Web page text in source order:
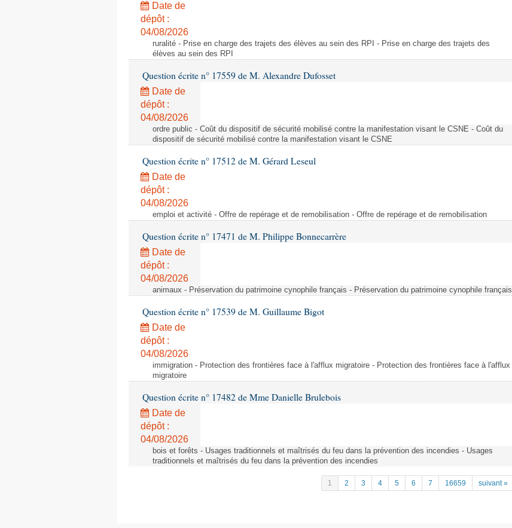
Date de
dépôt :
04/08/2026
ruralité - Prise en charge des trajets des élèves au sein des RPI - Prise en charge des trajets des
élèves au sein des RPI
Question écrite n° 17559 de M. Alexandre Dufosset
Date de
dépôt :
04/08/2026
ordre public - Coût du dispositif de sécurité mobilisé contre la manifestation visant le CSNE - Coût du
dispositif de sécurité mobilisé contre la manifestation visant le CSNE
Question écrite n° 17512 de M. Gérard Leseul
Date de
dépôt :
04/08/2026
emploi et activité - Offre de repérage et de remobilisation - Offre de repérage et de remobilisation
Question écrite n° 17471 de M. Philippe Bonnecarrère
Date de
dépôt :
04/08/2026
animaux - Préservation du patrimoine cynophile français - Préservation du patrimoine cynophile français
Question écrite n° 17539 de M. Guillaume Bigot
Date de
dépôt :
04/08/2026
immigration - Protection des frontières face à l'afflux migratoire - Protection des frontières face à l'afflux
migratoire
Question écrite n° 17482 de Mme Danielle Brulebois
Date de
dépôt :
04/08/2026
bois et forêts - Usages traditionnels et maîtrisés du feu dans la prévention des incendies - Usages
traditionnels et maîtrisés du feu dans la prévention des incendies
1 2 3 4 5 6 7 16659 suivant »